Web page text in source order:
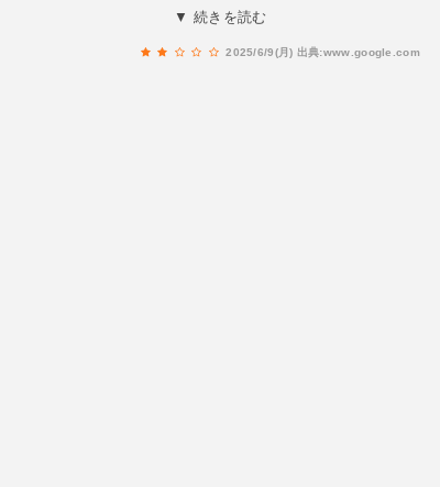
いかと停めました。しかし、チェックインの時に
▼ 続きを読む
2025/6/9(月) 出典:www.google.com